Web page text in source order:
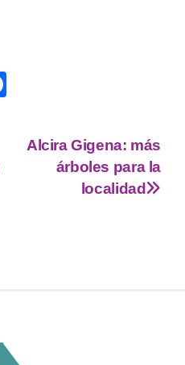
Alcira Gigena: más
árboles para la
localidad